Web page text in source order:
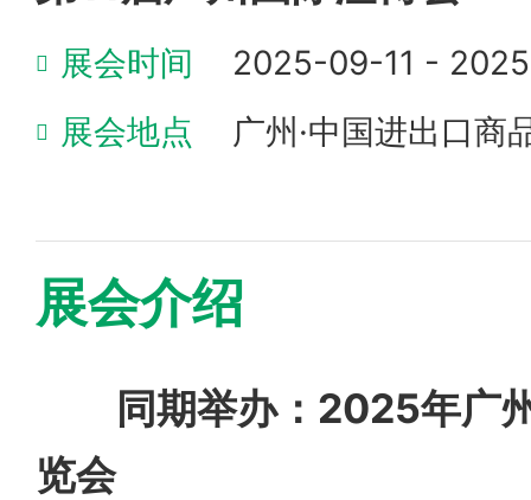
展会时间
2025-09-11 -
展会地点
广州·中国进出口商
展会介绍
同期举办：2025年广
览会